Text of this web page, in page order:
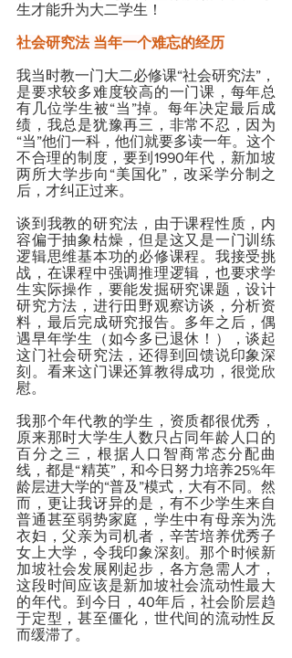
生才能升为大二学生！
社会研究法 当年一个难忘的经历
我当时教一门大二必修课“社会研究法”，
是要求较多难度较高的一门课，每年总
有几位学生被“当”掉。每年决定最后成
绩，我总是犹豫再三，非常不忍，因为
“当”他们一科，他们就要多读一年。这个
不合理的制度，要到1990年代，新加坡
两所大学步向“美国化”，改采学分制之
后，才纠正过来。
谈到我教的研究法，由于课程性质，内
容偏于抽象枯燥，但是这又是一门训练
逻辑思维基本功的必修课程。我接受挑
战，在课程中强调推理逻辑，也要求学
生实际操作，要能发掘研究课题，设计
研究方法，进行田野观察访谈，分析资
料，最后完成研究报告。多年之后，偶
遇早年学生（如今多已退休！），谈起
这门社会研究法，还得到回馈说印象深
刻。看来这门课还算教得成功，很觉欣
慰。
我那个年代教的学生，资质都很优秀，
原来那时大学生人数只占同年龄人口的
百分之三，根据人口智商常态分配曲
线，都是“精英”，和今日努力培养25%年
龄层进大学的“普及”模式，大有不同。然
而，更让我讶异的是，有不少学生来自
普通甚至弱势家庭，学生中有母亲为洗
衣妇，父亲为司机者，辛苦培养优秀子
女上大学，令我印象深刻。那个时候新
加坡社会发展刚起步，各方急需人才，
这段时间应该是新加坡社会流动性最大
的年代。到今日，40年后，社会阶层趋
于定型，甚至僵化，世代间的流动性反
而缓滞了。